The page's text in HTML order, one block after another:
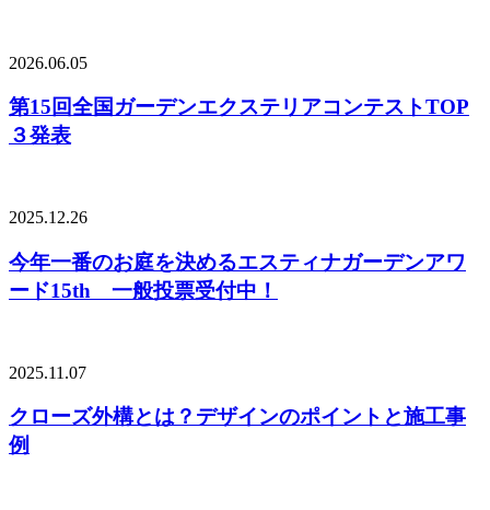
2026.06.05
第15回全国ガーデンエクステリアコンテストTOP
３発表
2025.12.26
今年一番のお庭を決めるエスティナガーデンアワ
ード15th 一般投票受付中！
2025.11.07
クローズ外構とは？デザインのポイントと施工事
例